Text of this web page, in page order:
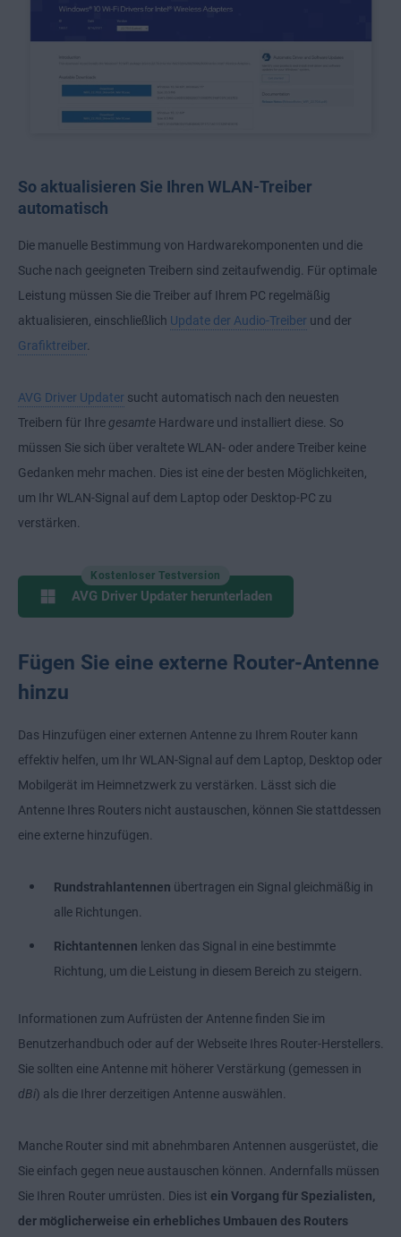
So aktualisieren Sie Ihren WLAN-Treiber
automatisch
Die manuelle Bestimmung von Hardwarekomponenten und die
Suche nach geeigneten Treibern sind zeitaufwendig. Für optimale
Leistung müssen Sie die Treiber auf Ihrem PC regelmäßig
aktualisieren, einschließlich Update der Audio-Treiber und der
Grafiktreiber
AVG Driver Updater sucht automatisch nach den neuesten
Treibern für Ihre gesamte Hardware und installiert diese. So
müssen Sie sich über veraltete WLAN- oder andere Treiber keine
Gedanken mehr machen. Dies ist eine der besten Möglichkeiten,
um Ihr WLAN-Signal auf dem Laptop oder Desktop-PC zu
verstärken.
Kostenloser Testversion
AVG Driver Updater herunterladen
Fügen Sie eine externe Router-Antenne
hinzu
Das Hinzufügen einer externen Antenne zu Ihrem Router kann
effektiv helfen, um Ihr WLAN-Signal auf dem Laptop, Desktop oder
Mobilgerät im Heimnetzwerk zu verstärken. Lässt sich die
Antenne Ihres Routers nicht austauschen, können Sie stattdessen
eine externe hinzufügen.
Rundstrahlantennen übertragen ein Signal gleichmäßig in
alle Richtungen.
Richtantennen lenken das Signal in eine bestimmte
Richtung, um die Leistung in diesem Bereich zu steigern.
Informationen zum Aufrüsten der Antenne finden Sie im
Benutzerhandbuch oder auf der Webseite Ihres Router-Herstellers.
Sie sollten eine Antenne mit höherer Verstärkung (gemessen in
dBi) als die Ihrer derzeitigen Antenne auswählen.
Manche Router sind mit abnehmbaren Antennen ausgerüstet, die
Sie einfach gegen neue austauschen können. Andernfalls müssen
Sie Ihren Router umrüsten. Dies ist ein Vorgang für Spezialisten,
der möglicherweise ein erhebliches Umbauen des Routers